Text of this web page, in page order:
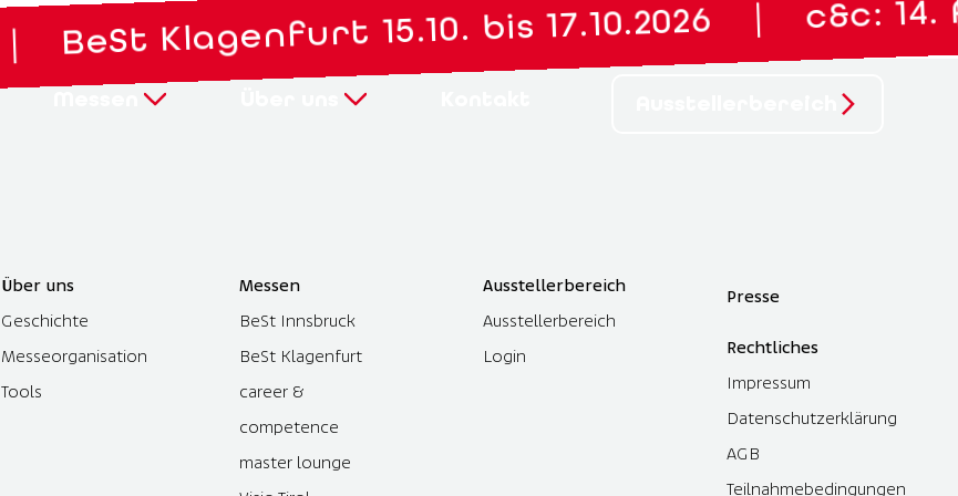
BeSt Klagenfurt 15.10. bis 17.10.2026 c&c: 14.
Über uns
Geschichte
Messeorganisation
Tools
Messen
BeSt Innsbruck
BeSt Klagenfurt
career &
competence
master lounge
Ausstellerbereich
Ausstellerbereich
Login
Presse
Rechtliches
Impressum
Datenschutzerklärung
AGB
Teilnahmebedingungen